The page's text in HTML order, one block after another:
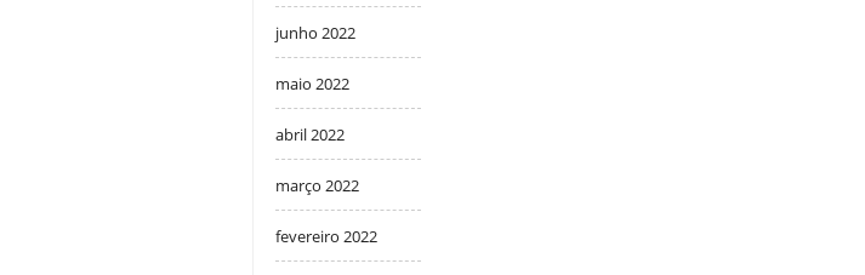
junho 2022
maio 2022
abril 2022
março 2022
fevereiro 2022